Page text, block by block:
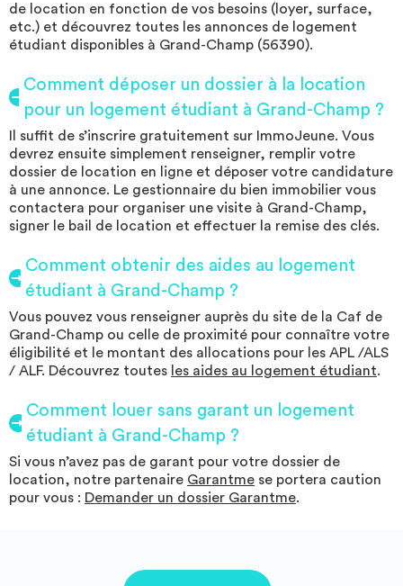
de location en fonction de vos besoins (loyer, surface,
etc.) et découvrez toutes les annonces de logement
étudiant disponibles à Grand-Champ (56390).
Comment déposer un dossier à la location
pour un logement étudiant à Grand-Champ ?
Il suffit de s’inscrire gratuitement sur ImmoJeune. Vous
devrez ensuite simplement renseigner, remplir votre
dossier de location en ligne et déposer votre candidature
à une annonce. Le gestionnaire du bien immobilier vous
contactera pour organiser une visite à Grand-Champ,
signer le bail de location et effectuer la remise des clés.
Comment obtenir des aides au logement
étudiant à Grand-Champ ?
Vous pouvez vous renseigner auprès du site de la Caf de
Grand-Champ ou celle de proximité pour connaître votre
éligibilité et le montant des allocations pour les APL /ALS
/ ALF. Découvrez toutes les aides au logement étudiant.
Comment louer sans garant un logement
étudiant à Grand-Champ ?
Si vous n’avez pas de garant pour votre dossier de
location, notre partenaire Garantme se portera caution
pour vous : Demander un dossier Garantme.